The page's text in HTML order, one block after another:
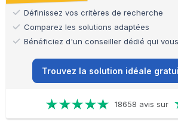
Définissez vos critères de recherche
Comparez les solutions adaptées
Bénéficiez d'un conseiller dédié qui
Trouvez la solution idéale
18658 avis sur